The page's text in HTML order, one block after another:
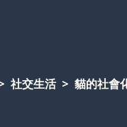
社交生活 貓的社會